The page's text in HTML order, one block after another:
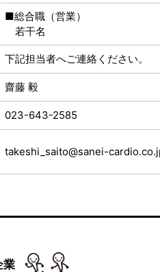
■総合職（営業）
若干名
下記担当者へご連絡ください。
齋藤 毅
023-643-2585
takeshi_saito@sanei-
業